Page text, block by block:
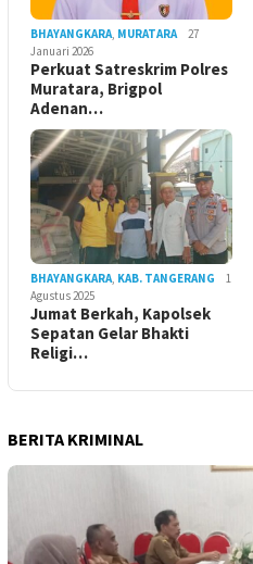
BHAYANGKARA, MURATARA
27
Januari 2026
Perkuat Satreskrim Polres
Muratara, Brigpol
Adenan…
BHAYANGKARA, KAB. TANGERANG
1
Agustus 2025
Jumat Berkah, Kapolsek
Sepatan Gelar Bhakti
Religi…
BERITA KRIMINAL